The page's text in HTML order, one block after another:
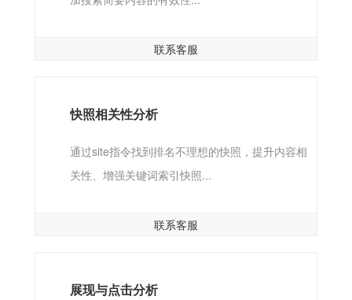
联系客服
快照相关性分析
通过site指令找到排名不理想的快照，提升内容相
关性、增强关键词索引快照...
联系客服
展现与点击分析